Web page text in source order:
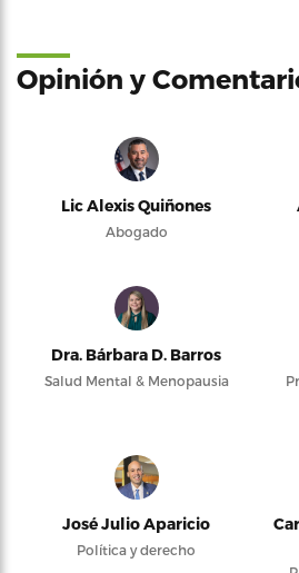
Opinión y
Lic Alexis Quiñones
Abogado
Dra. Bárbara D. Barros
Salud Mental & Menopausia
José Julio Aparicio
Política y derecho